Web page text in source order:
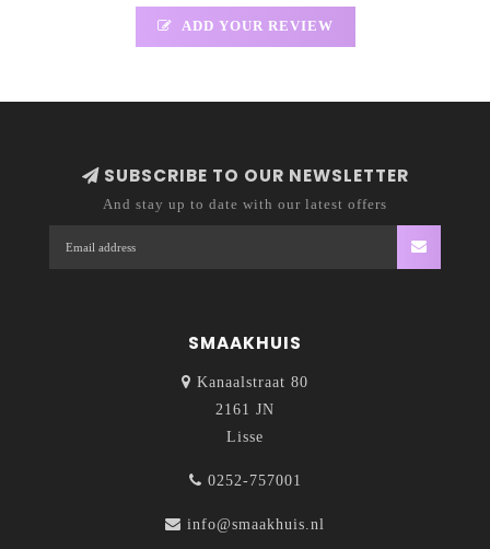
ADD YOUR REVIEW
SUBSCRIBE TO OUR NEWSLETTER
And stay up to date with our latest offers
SMAAKHUIS
Kanaalstraat 80
2161 JN
Lisse
0252-757001
info@smaakhuis.nl